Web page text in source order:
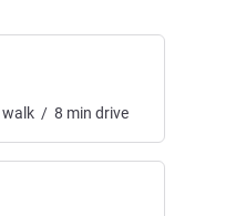
walk / 8 min drive